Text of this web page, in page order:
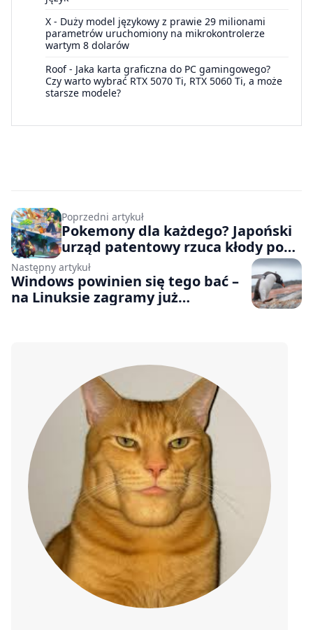
X - Duży model językowy z prawie 29 milionami
parametrów uruchomiony na mikrokontrolerze
wartym 8 dolarów
Roof- Jaka karta graficzna do PC gamingowego?
Czy warto wybrać RTX 5070 Ti, RTX 5060 Ti, a może
starsze modele?
Poprzedni artykuł
Pokemony dla każdego? Japoński
urząd patentowy rzuca kłody pod
nogi Nintendo
Następny artykuł
Windows powinien się tego bać –
na Linuksie zagramy już